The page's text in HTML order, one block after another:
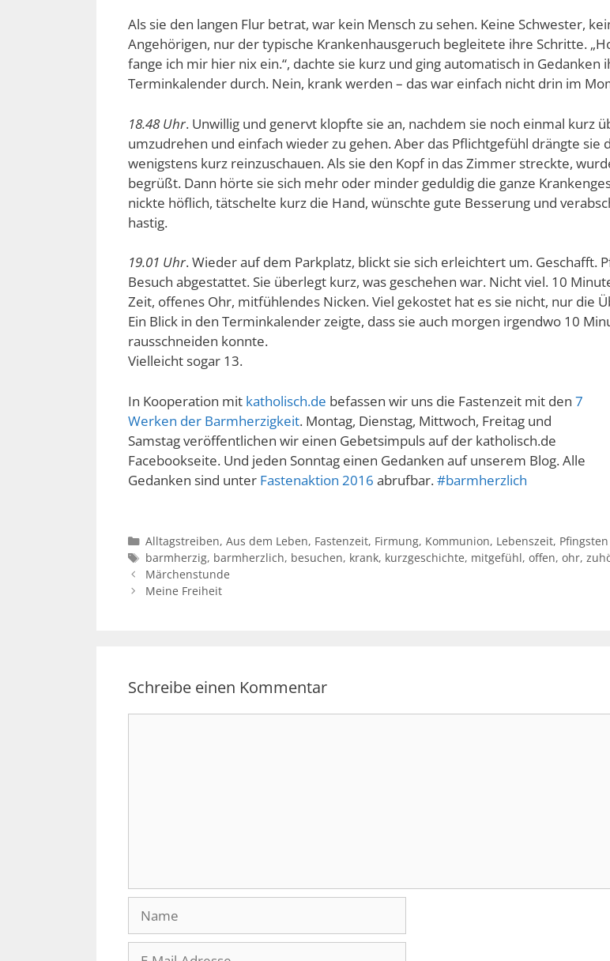
Als sie den langen Flur betrat, war kein Mensch zu sehen. Keine Schwester,
Angehörigen, nur der typische Krankenhausgeruch begleitete ihre Schritte.
fange ich mir hier nix ein.“, dachte sie kurz und ging automatisch in Gedanken
Terminkalender durch. Nein, krank werden – das war einfach nicht drin im
18.48 Uhr. Unwillig und genervt klopfte sie an, nachdem sie noch einmal kurz
umzudrehen und einfach wieder zu gehen. Aber das Pflichtgefühl drängte sie
wenigstens kurz reinzuschauen. Als sie den Kopf in das Zimmer streckte,
begrüßt. Dann hörte sie sich mehr oder minder geduldig die ganze
nickte höflich, tätschelte kurz die Hand, wünschte gute Besserung und
hastig.
19.01 Uhr. Wieder auf dem Parkplatz, blickt sie sich erleichtert um. Geschafft.
Besuch abgestattet. Sie überlegt kurz, was geschehen war. Nicht viel. 10
Zeit, offenes Ohr, mitfühlendes Nicken. Viel gekostet hat es sie nicht, nur die
Ein Blick in den Terminkalender zeigte, dass sie auch morgen irgendwo 10
rausschneiden konnte.
Vielleicht sogar 13.
In Kooperation mit katholisch.de befassen wir uns die Fastenzeit mit den 7
Werken der Barmherzigkeit. Montag, Dienstag, Mittwoch, Freitag und
Samstag veröffentlichen wir einen Gebetsimpuls auf der katholisch.de
Facebookseite. Und jeden Sonntag einen Gedanken auf unserem Blog. Alle
Gedanken sind unter Fastenaktion 2016 abrufbar.#barmherzlich
Kategorien
Alltagstreiben, Aus dem Leben, Fastenzeit, Firmung, Kommunion, Lebenszeit, Pfingsten
Schlagwörter
barmherzig, barmherzlich, besuchen, krank, kurzgeschichte, mitgefühl, offen, ohr,
Märchenstunde
Meine Freiheit
Schreibe einen Kommentar